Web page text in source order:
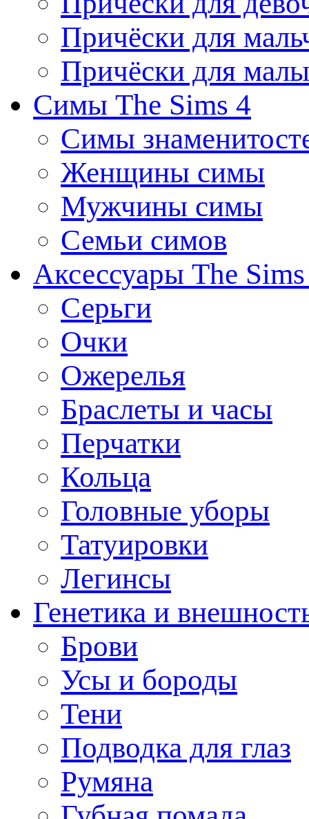
Причёски для
Причёски для
Симы The Sims 4
Симы
Женщины симы
Мужчины симы
Семьи симов
Аксессуары The
Серьги
Очки
Ожерелья
Браслеты и часы
Перчатки
Кольца
Головные уборы
Татуировки
Легинсы
Генетика и
Брови
Усы и бороды
Тени
Подводка для глаз
Румяна